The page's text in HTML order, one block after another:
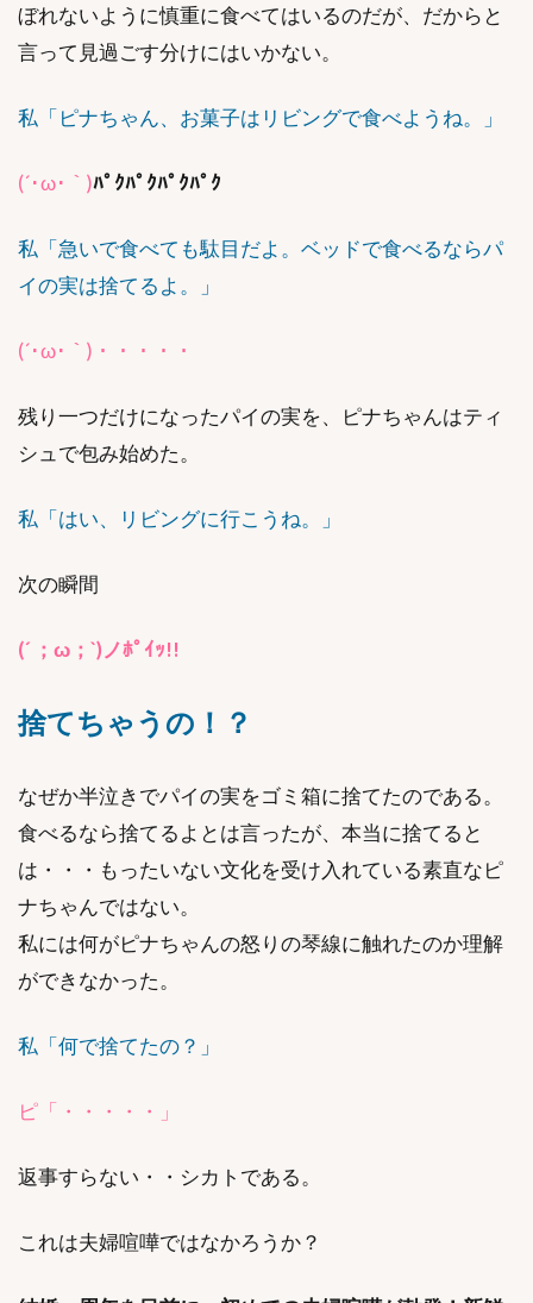
ぼれないように慎重に食べてはいるのだが、だからと
言って見過ごす分けにはいかない。
私「ピナちゃん、お菓子はリビングで食べようね。」
(´･ω･｀)ﾊﾟｸﾊﾟｸﾊﾟｸﾊﾟｸ
私「急いで食べても駄目だよ。ベッドで食べるならパ
イの実は捨てるよ。」
(´･ω･｀)・・・・・
残り一つだけになったパイの実を、ピナちゃんはティ
シュで包み始めた。
私「はい、リビングに行こうね。」
次の瞬間
(´ ；ω；`)ノﾎﾟｲｯ!!
捨てちゃうの！？
なぜか半泣きでパイの実をゴミ箱に捨てたのである。
食べるなら捨てるよとは言ったが、本当に捨てると
は・・・もったいない文化を受け入れている素直なピ
ナちゃんではない。
私には何がピナちゃんの怒りの琴線に触れたのか理解
ができなかった。
私「何で捨てたの？」
ピ「・・・・・」
返事すらない・・シカトである。
これは夫婦喧嘩ではなかろうか？